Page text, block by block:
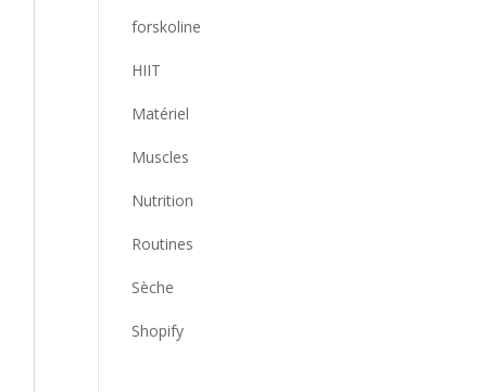
forskoline
HIIT
Matériel
Muscles
Nutrition
Routines
Sèche
Shopify